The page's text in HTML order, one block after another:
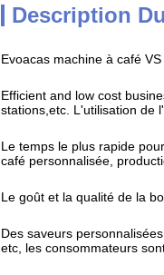
Description
Evoacas machine à café
Efficient and low cost
stations,etc. L'utilisation de
Le temps le plus rapide
café personnalisée,
Le goût et la qualité de la
Des saveurs
etc, les consommateurs